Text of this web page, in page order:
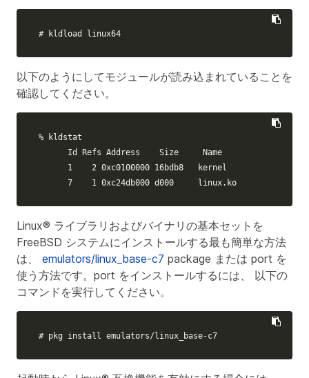
# kldload linux64
以下のようにしてモジュールが読み込まれていることを
確認してください。
% kldstat
      Id Refs Address    Size     Name
      1    2 0xc0100000 16bdb8   kernel
      7    1 0xc24db000 d000     linux.ko
Linux® ライブラリおよびバイナリの基本セットを
FreeBSD システムにインストールする最も簡単な方法
は、 emulators/linux_base-c7 package または port を
使う方法です。port をインストールするには、 以下の
コマンドを実行してください。
# pkg install emulators/linux_base-c7